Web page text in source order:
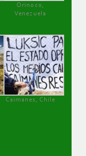
Orinoco,
Venezuela
Caimanes, Chile